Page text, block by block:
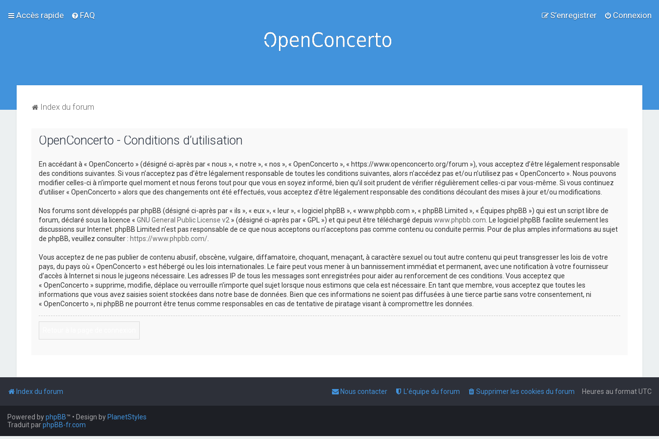
Accès rapide FAQ Connexion
S’enregistrer
Index du forum
OpenConcerto - Conditions d’utilisation
En accédant à « OpenConcerto » (désigné ci-après par « nous », « notre », « nos », « OpenConcerto », « https://www.openconcerto.org/forum »), vous acceptez d’être légalement responsable
des conditions suivantes. Si vous n’acceptez pas d’être légalement responsable de toutes les conditions suivantes, alors n’accédez pas et/ou n’utilisez pas « OpenConcerto ». Nous pouvons
modifier celles-ci à n’importe quel moment et nous ferons tout pour que vous en soyez informé, bien qu’il soit prudent de vérifier régulièrement celles-ci par vous-même. Si vous continuez
d’utiliser « OpenConcerto » alors que des changements ont été effectués, vous acceptez d’être légalement responsable des conditions découlant des mises à jour et/ou modifications.
Nos forums sont développés par phpBB (désigné ci-après par « ils », « eux », « leur », « logiciel phpBB », « www.phpbb.com », « phpBB Limited », « Équipes phpBB ») qui est un script libre de
forum, déclaré sous la licence « GNU General Public License v2 » (désigné ci-après par « GPL ») et qui peut être téléchargé depuis www.phpbb.com . Le logiciel phpBB facilite seulement les
discussions sur Internet. phpBB Limited n’est pas responsable de ce que nous acceptons ou n’acceptons pas comme contenu ou conduite permis. Pour de plus amples informations au sujet
de phpBB, veuillez consulter : https://www.phpbb.com/.
Vous acceptez de ne pas publier de contenu abusif, obscène, vulgaire, diffamatoire, choquant, menaçant, à caractère sexuel ou tout autre contenu qui peut transgresser les lois de votre
pays, du pays où « OpenConcerto » est hébergé ou les lois internationales. Le faire peut vous mener à un bannissement immédiat et permanent, avec une notification à votre fournisseur
d’accès à Internet si nous le jugeons nécessaire. Les adresses IP de tous les messages sont enregistrées pour aider au renforcement de ces conditions. Vous acceptez que
« OpenConcerto » supprime, modifie, déplace ou verrouille n’importe quel sujet lorsque nous estimons que cela est nécessaire. En tant que membre, vous acceptez que toutes les
informations que vous avez saisies soient stockées dans notre base de données. Bien que ces informations ne soient pas diffusées à une tierce partie sans votre consentement, ni
« OpenConcerto », ni phpBB ne pourront être tenus comme responsables en cas de tentative de piratage visant à compromettre les données.
Index du forum Heures au formatUTC
Supprimer les cookies du forum
L’équipe du forum
Nous contacter
Powered byphpBB™ • Design by PlanetStyles
Traduit parphpBB-fr.com